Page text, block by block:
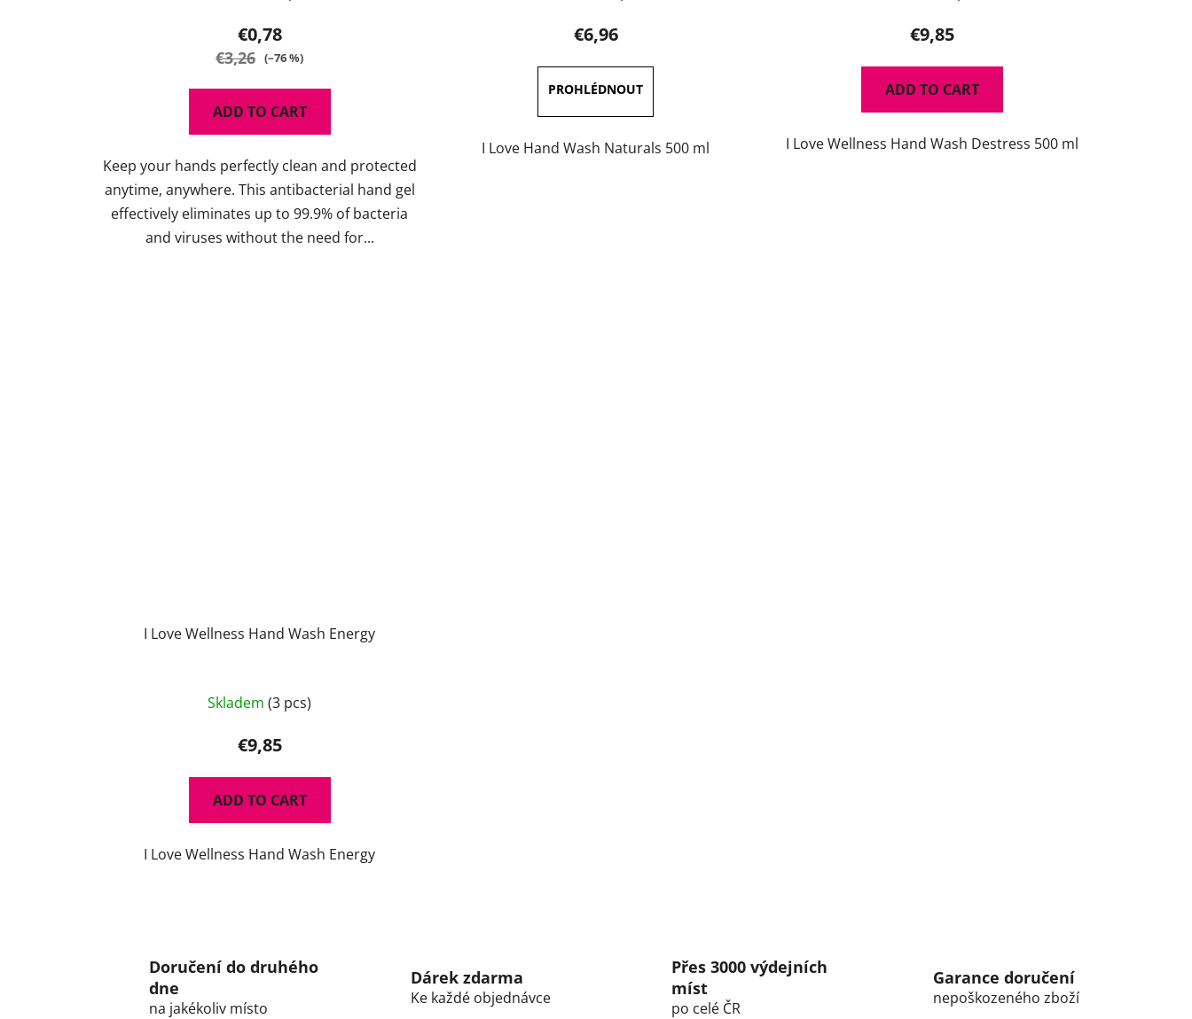
product
rating
out
5
stars.
€0,78
€3,26 (–76 %)
ADD TO CART
Keep your hands perfectly clean and protected
anytime, anywhere. This antibacterial hand gel
effectively eliminates up to 99.9% of bacteria
and viruses without the need for...
€6,96
I Love Hand Wash Naturals 500 ml
€9,85
ADD TO CART
I Love Wellness Hand Wash Destress 500 ml
I Love Wellness Hand Wash Energy
Skladem(3 pcs)
€9,85
ADD TO CART
I Love Wellness Hand Wash Energy
Doručení do druhého
dne
na jakékoliv místo
Dárek zdarma
Ke každé objednávce
Přes 3000 výdejních
míst
po celé ČR
Garance doručení
nepoškozeného zboží